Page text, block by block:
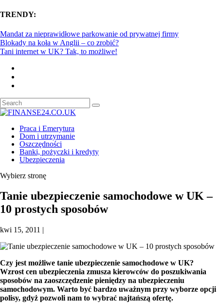
TRENDY:
Mandat za nieprawidłowe parkowanie od prywatnej firmy
Blokady na koła w Anglii – co zrobić?
Tani internet w UK? Tak, to możliwe!
Praca i Emerytura
Dom i utrzymanie
Oszczędności
Banki, pożyczki i kredyty
Ubezpieczenia
Wybierz stronę
Tanie ubezpieczenie samochodowe w UK –
10 prostych sposobów
kwi 15, 2011 |
Czy jest możliwe tanie ubezpieczenie samochodowe w UK?
Wzrost cen ubezpieczenia zmusza kierowców do poszukiwania
sposobów na zaoszczędzenie pieniędzy na ubezpieczeniu
samochodowym. Warto być bardzo uważnym przy wyborze opcji
polisy, gdyż pozwoli nam to wybrać najtańszą ofertę.